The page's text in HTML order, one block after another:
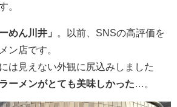
。
めん川井」
。以前、SNSの高評価を
ン店です。
は見えない外観に尻込みしました
ーメンがとても美味しかった